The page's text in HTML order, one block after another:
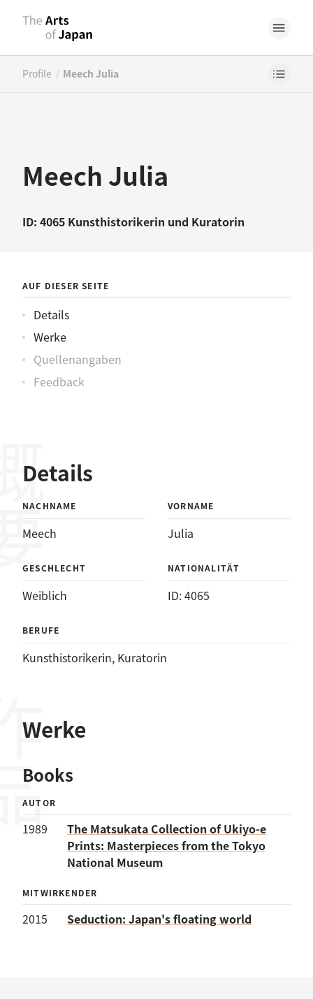
Profile / Meech Julia
Meech Julia
ID: 4065 Kunsthistorikerin und Kuratorin
AUF DIESER SEITE
Details
Werke
Quellenangaben
Feedback
Details
NACHNAME
Meech
VORNAME
Julia
GESCHLECHT
Weiblich
NATIONALITÄT
ID: 4065
BERUFE
Kunsthistorikerin, Kuratorin
Werke
Books
AUTOR
1989
The Matsukata Collection of Ukiyo-e
Prints: Masterpieces from the Tokyo
National Museum
MITWIRKENDER
2015 Seduction: Japan's floating world